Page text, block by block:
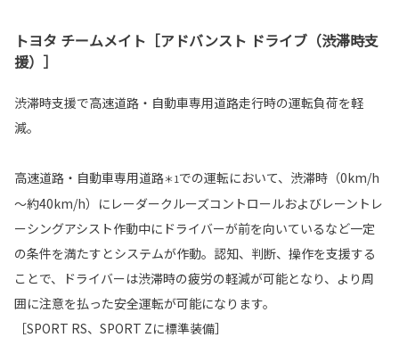
トヨタ チームメイト［アドバンスト ドライブ（渋滞時支
援）］
渋滞時支援で高速道路・自動車専用道路走行時の運転負荷を軽
減。
高速道路・自動車専用道路＊1での運転において、渋滞時（0km/h
～約40km/h）にレーダークルーズコントロールおよびレーントレ
ーシングアシスト作動中にドライバーが前を向いているなど一定
の条件を満たすとシステムが作動。認知、判断、操作を支援する
ことで、ドライバーは渋滞時の疲労の軽減が可能となり、より周
囲に注意を払った安全運転が可能になります。
［SPORT RS、SPORT Zに標準装備］